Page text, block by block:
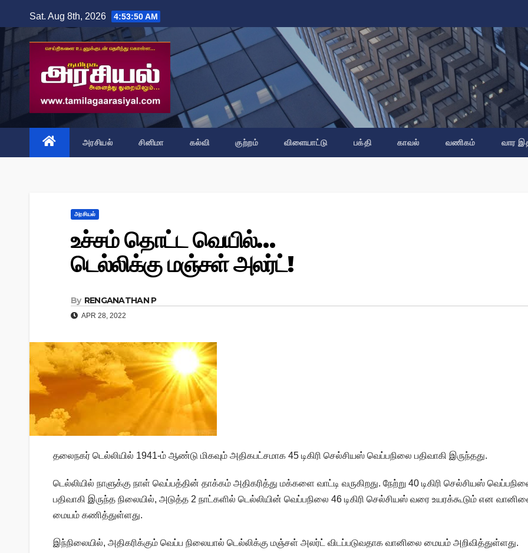
to
content
Sat. Aug 8th, 2026 4:53:51 AM
அரசியல் சினிமா கல்வி குற்றம் விளையாட்டு பக்தி காவல் வணிகம் வார
அரசியல்
உச்சம் தொட்ட வெயில்…
டெல்லிக்கு மஞ்சள் அலர்ட்!
By RENGANATHAN P
APR 28, 2022
தலைநகர் டெல்லியில் 1941-ம் ஆண்டு மிகவும் அதிகபட்சமாக 45 டிகிரி செல்சியஸ் வெப்பநிலை பதிவாகி இருந்தது.
டெல்லியில் நாளுக்கு நாள் வெப்பத்தின் தாக்கம் அதிகரித்து மக்களை வாட்டி வருகிறது. நேற்று 40 டிகிரி செல்சியஸ்
பதிவாகி இருந்த நிலையில், அடுத்த 2 நாட்களில் டெல்லியின் வெப்பநிலை 46 டிகிரி செல்சியஸ் வரை உயரக்கூடும் என
மையம் கணித்துள்ளது.
இந்நிலையில், அதிகரிக்கும் வெப்ப நிலையால் டெல்லிக்கு மஞ்சள் அலர்ட் விடப்படுவதாக வானிலை மையம் அறிவித்துள்ளது.